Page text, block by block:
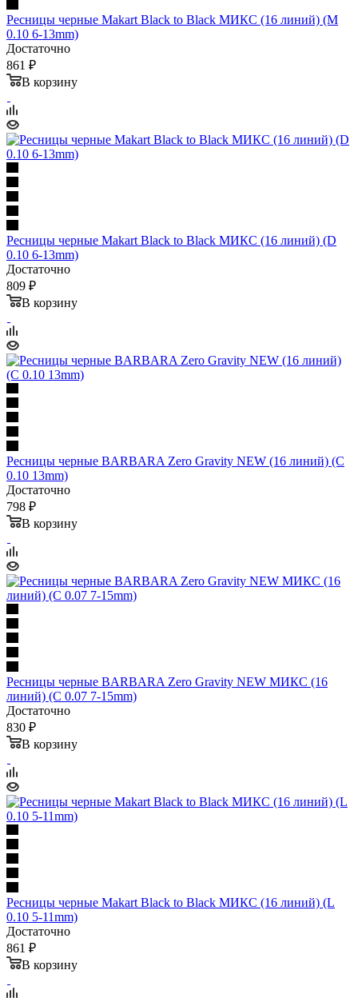
Ресницы черные Makart Black to Black МИКС (16 линий) (M
0.10 6-13mm)
Достаточно
861 ₽
В корзину
Ресницы черные Makart Black to Black МИКС (16 линий) (D
0.10 6-13mm)
Достаточно
809 ₽
В корзину
Ресницы черные BARBARA Zero Gravity NEW (16 линий) (C
0.10 13mm)
Достаточно
798 ₽
В корзину
Ресницы черные BARBARA Zero Gravity NEW МИКС (16
линий) (С 0.07 7-15mm)
Достаточно
830 ₽
В корзину
Ресницы черные Makart Black to Black МИКС (16 линий) (L
0.10 5-11mm)
Достаточно
861 ₽
В корзину